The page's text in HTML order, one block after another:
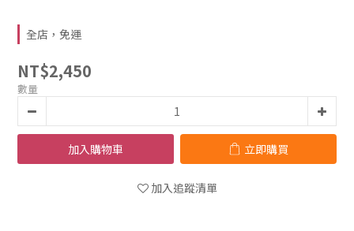
全店，免運
NT$2,450
數量
加入購物車 立即購買
加入追蹤清單